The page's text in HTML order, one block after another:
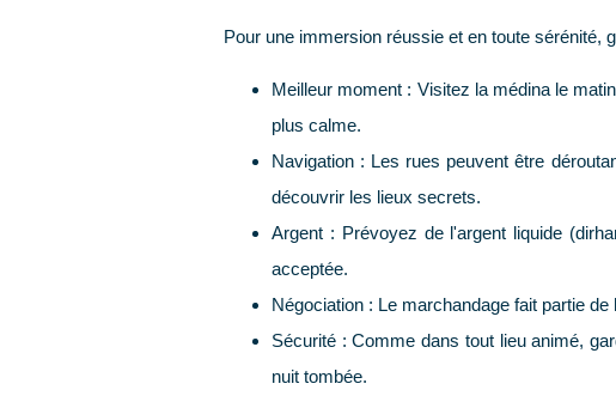
Pour une immersion réussie et en toute sérénité,
Meilleur moment : Visitez la médina le
plus calme.
Navigation : Les rues peuvent être
découvrir les lieux secrets.
Argent : Prévoyez de l'argent liquide
acceptée.
Négociation : Le marchandage fait partie
Sécurité : Comme dans tout lieu animé,
nuit tombée.